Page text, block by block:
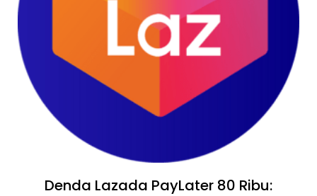
Denda Lazada PayLater 80 Ribu: